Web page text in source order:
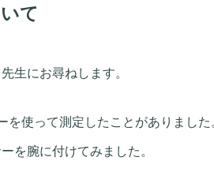
て
生にお尋ねします。
使って測定したことがありました
を腕に付けてみました。